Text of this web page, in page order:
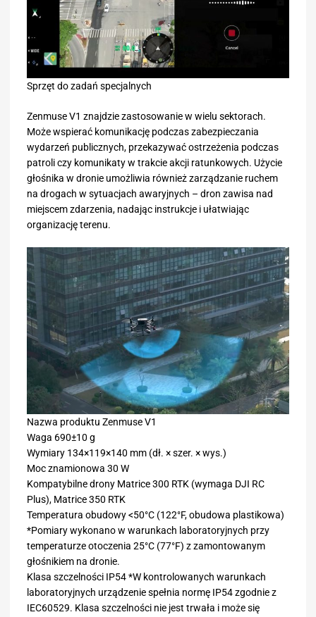
Sprzęt do zadań specjalnych
Zenmuse V1 znajdzie zastosowanie w wielu sektorach.
Może wspierać komunikację podczas zabezpieczania
wydarzeń publicznych, przekazywać ostrzeżenia podczas
patroli czy komunikaty w trakcie akcji ratunkowych. Użycie
głośnika w dronie umożliwia również zarządzanie ruchem
na drogach w sytuacjach awaryjnych – dron zawisa nad
miejscem zdarzenia, nadając instrukcje i ułatwiając
organizację terenu.
Nazwa produktu Zenmuse V1
Waga 690±10 g
Wymiary 134×119×140 mm (dł. × szer. × wys.)
Moc znamionowa 30 W
Kompatybilne drony Matrice 300 RTK (wymaga DJI RC
Plus), Matrice 350 RTK
Temperatura obudowy <50°C (122°F, obudowa plastikowa)
*Pomiary wykonano w warunkach laboratoryjnych przy
temperaturze otoczenia 25°C (77°F) z zamontowanym
głośnikiem na dronie.
Klasa szczelności IP54 *W kontrolowanych warunkach
laboratoryjnych urządzenie spełnia normę IP54 zgodnie z
IEC60529. Klasa szczelności nie jest trwała i może się